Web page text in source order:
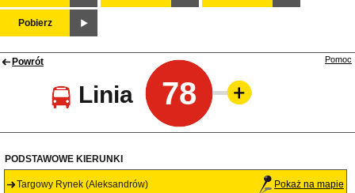
Pobierz
Powrót
Linia 78
Pomoc
PODSTAWOWE KIERUNKI
Targowy Rynek (Aleksandrów) Pokaż na mapie